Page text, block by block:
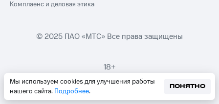
Мы используем cookies для улучшения работы
нашего сайта. Подробнее.
ПОНЯТНО
Комплаенс и деловая этика
© 2025 ПАО «МТС» Все права защищены
18+